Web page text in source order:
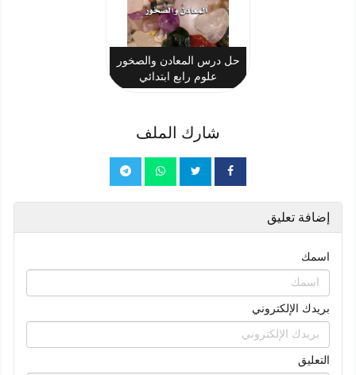
حل درس المعادن والصخور
علوم رابع ابتدائي
شارك الملف
إضافة تعليق
اسمك
بريدك الإلكتروني
التعليق